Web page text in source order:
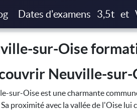
Dates d'examens 3,5t et
Neuville-sur-Oise formations T3P,
sur-Oise
Neuville-sur-
sur-Oise est une charmante
Sa proximité avec la vallée de l'Oise